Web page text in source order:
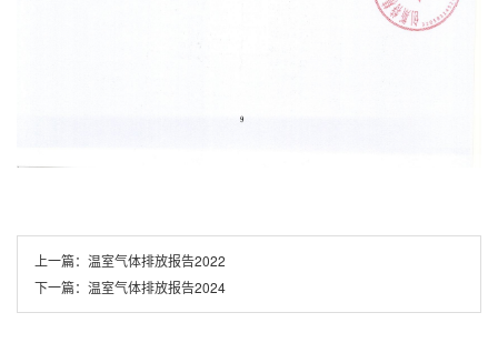
上一篇： 温室气体排放报告2022
下一篇： 温室气体排放报告2024